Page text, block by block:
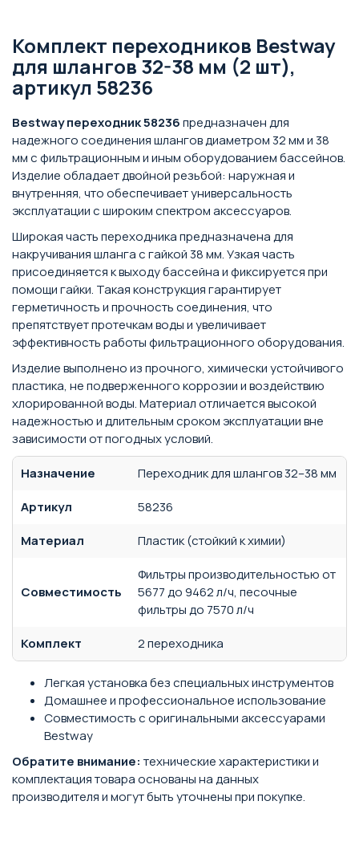
Комплект переходников Bestway
для шлангов 32-38 мм (2 шт),
артикул 58236
Bestway переходник 58236предназначен для
надежного соединения шлангов диаметром 32 мм и 38
мм с фильтрационным и иным оборудованием бассейнов.
Изделие обладает двойной резьбой: наружная и
внутренняя, что обеспечивает универсальность
эксплуатации с широким спектром аксессуаров.
Широкая часть переходника предназначена для
накручивания шланга с гайкой 38 мм. Узкая часть
присоединяется к выходу бассейна и фиксируется при
помощи гайки. Такая конструкция гарантирует
герметичность и прочность соединения, что
препятствует протечкам воды и увеличивает
эффективность работы фильтрационного оборудования.
Изделие выполнено из прочного, химически устойчивого
пластика, не подверженного коррозии и воздействию
хлорированной воды. Материал отличается высокой
надежностью и длительным сроком эксплуатации вне
зависимости от погодных условий.
Назначение
Переходник для шлангов 32–38 мм
Артикул
58236
Материал
Пластик (стойкий к химии)
Совместимость
Фильтры производительностью от
5677 до 9462 л/ч, песочные
фильтры до 7570 л/ч
Комплект
2 переходника
Легкая установка без специальных инструментов
Домашнее и профессиональное использование
Совместимость с оригинальными аксессуарами
Bestway
Обратите внимание: технические характеристики и
комплектация товара основаны на данных
производителя и могут быть уточнены при покупке.